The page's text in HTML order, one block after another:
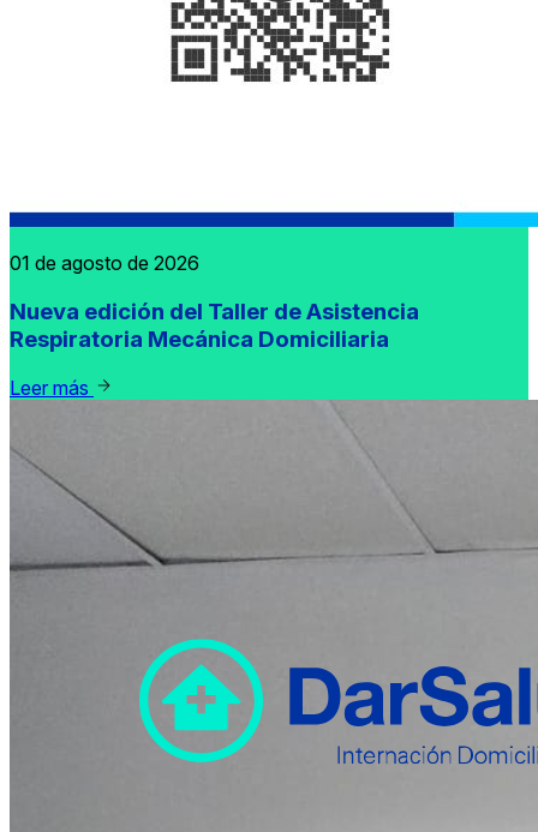
01 de agosto de 2026
Nueva edición del Taller de Asistencia
Respiratoria Mecánica Domiciliaria
Leer más